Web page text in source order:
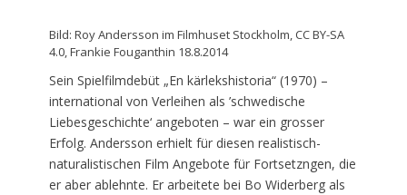
Bild: Roy Andersson im Filmhuset Stockholm, CC BY-SA
4.0, Frankie Fouganthin 18.8.2014
Sein Spielfilmdebüt „En kärlekshistoria“ (1970) –
international von Verleihen als ’schwedische
Liebesgeschichte‘ angeboten – war ein grosser
Erfolg. Andersson erhielt für diesen realistisch-
naturalistischen Film Angebote für Fortsetzngen, die
er aber ablehnte. Er arbeitete bei Bo Widerberg als